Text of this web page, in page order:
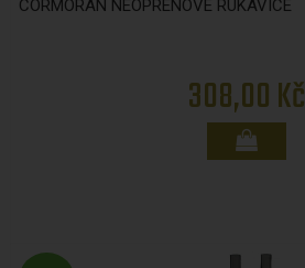
CORMORAN NEOPRÉNOVÉ RUKAVICE
308,00 Kč